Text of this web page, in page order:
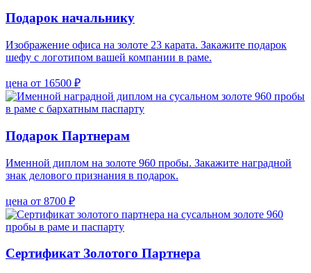
Подарок начальнику
Изображение офиса на золоте 23 карата. Закажите подарок
шефу с логотипом вашей компании в раме.
цена от 16500 ₽
Подарок Партнерам
Именной диплом на золоте 960 пробы. Закажите наградной
знак делового признания в подарок.
цена от 8700 ₽
Сертификат Золотого Партнера